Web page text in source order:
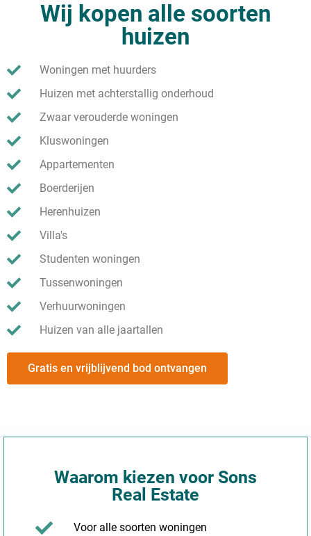
Wij kopen alle soorten
huizen
Woningen met huurders
Huizen met achterstallig onderhoud
Zwaar verouderde woningen
Kluswoningen
Appartementen
Boerderijen
Herenhuizen
Villa's
Studenten woningen
Tussenwoningen
Verhuurwoningen
Huizen van alle jaartallen
Gratis en vrijblijvend bod ontvangen
Waarom kiezen voor Sons
Real Estate
Voor alle soorten woningen